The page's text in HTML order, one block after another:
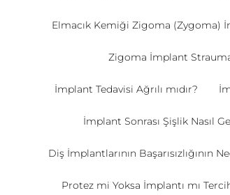
Elmacık Kemiği Zigoma (Zygoma)
Zigoma İmplant
İmplant Tedavisi Ağrılı mıdır?
İmplant Sonrası Şişlik Nasıl
Diş İmplantlarının Başarısızlığının
Protez mi Yoksa İmplantı mı